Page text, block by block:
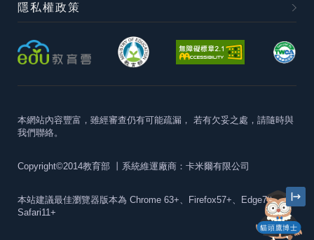
貓頭鷹博士
隱私權政策
本網站內容豐富，雖經審查仍有可能疏漏， 若有欠妥之處，請隨時與
我們聯絡。
Copyright©2014教育部 丨系統維運廠商：卡米爾有限公司
本站建議最佳瀏覽器版本為 Chrome 63+、Firefox57+、Edge79+及
Safari11+